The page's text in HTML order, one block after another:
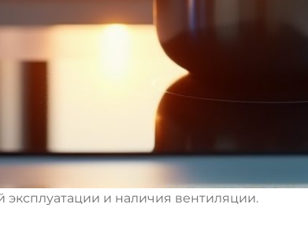
эксплуатации и наличия вентиляции.